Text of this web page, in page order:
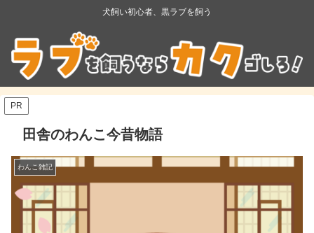
犬飼い初心者、黒ラブを飼う
PR
田舎のわんこ今昔物語
わんこ雑記